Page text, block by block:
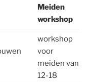
Meiden
workshop
workshop
voor
meiden van
12-18